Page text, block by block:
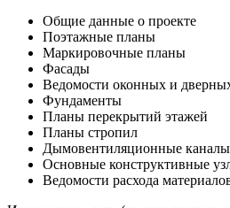
Общие данные о проекте
Поэтажные планы
Маркировочные планы
Фасады
Ведомости оконных и
Фундаменты
Планы перекрытий этажей
Планы стропил
Дымовентиляционные каналы
Основные конструктивные
Ведомости расхода